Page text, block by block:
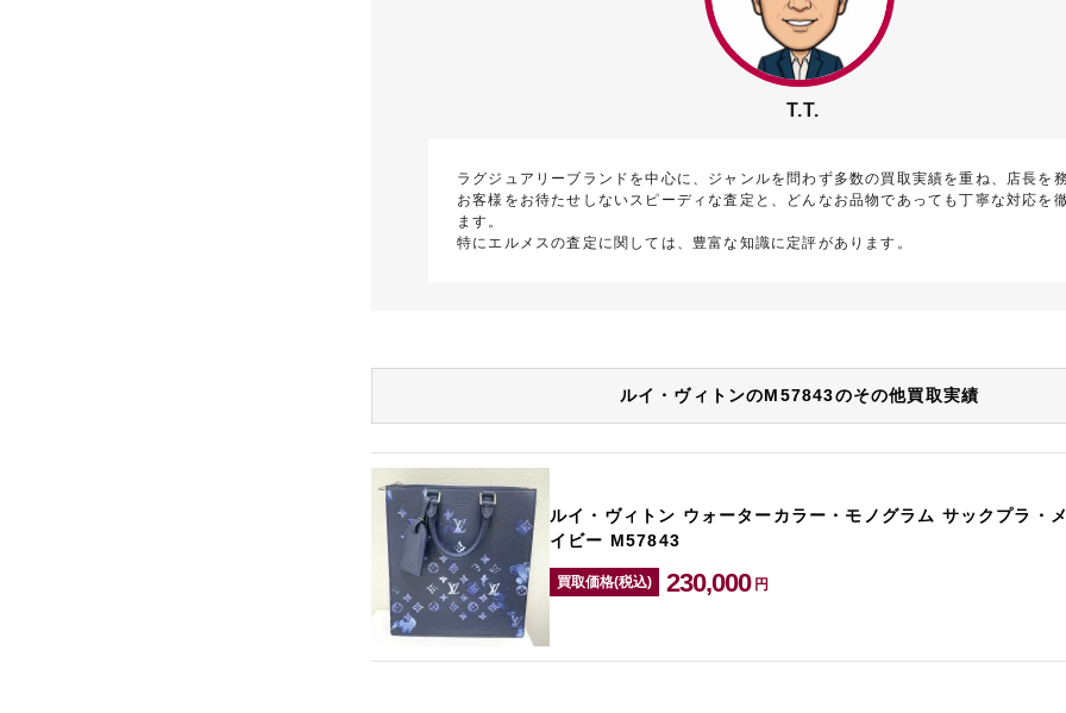
T.T.
ラグジュアリーブランドを中心に、ジャンルを問わず多数の買取実績を重ね、店長を
お客様をお待たせしないスピーディな査定と、どんなお品物であっても丁寧な対応を
ます。
特にエルメスの査定に関しては、豊富な知識に定評があります。
ルイ・ヴィトンのM57843のその他買取実績
ルイ・ヴィトン ウォーターカラー・モノグラム サックプラ・
イビー M57843
買取価格(税込) 230,000 円